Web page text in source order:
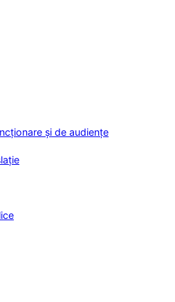
și de audiențe